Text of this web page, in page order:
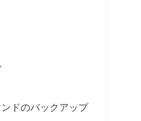
ンドのバックアップ